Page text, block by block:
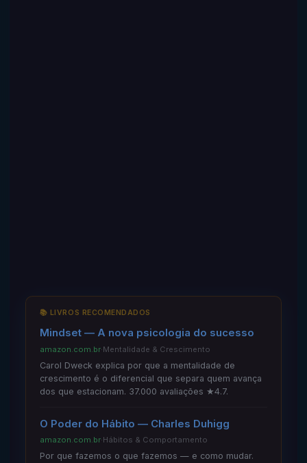
📚 LIVROS RECOMENDADOS
Mindset — A nova psicologia do sucesso
amazon.com.br·Mentalidade & Crescimento
Carol Dweck explica por que a mentalidade de
crescimento é o diferencial que separa quem avança
dos que estacionam. 37.000 avaliações ★4.7.
O Poder do Hábito — Charles Duhigg
amazon.com.br·Hábitos & Comportamento
Por que fazemos o que fazemos — e como mudar.